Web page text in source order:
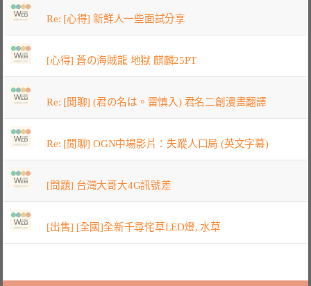
Re: [心得] 新鮮人一些面試分享
[心得] 蒼の海賊龍 地獄 麒麟25PT
Re: [閒聊] (君の名は。雷慎入) 君名二創漫畫翻譯
Re: [閒聊] OGN中場影片：失蹤人口局 (英文字幕)
[問題] 台灣大哥大4G訊號差
[出售] [全國]全新千尋侘草LED燈, 水草